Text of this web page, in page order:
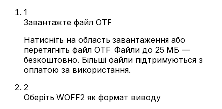
1
Завантажте файл OTF
Натисніть на область завантаження або
перетягніть файл OTF. Файли до 25 МБ —
безкоштовно. Більші файли підтримуються з
оплатою за використання.
2
Оберіть WOFF2 як формат виводу